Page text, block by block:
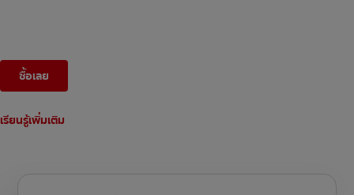
ซื้อเลย
เรียนรู้เพิ่มเติม